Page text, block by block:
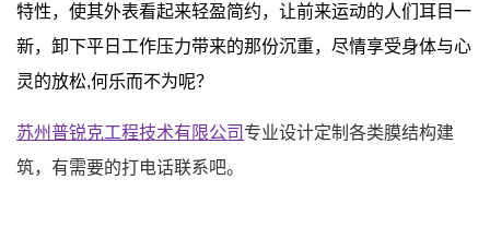
特性，使其外表看起来轻盈简约，让前来运动的人们耳目一
新，卸下平日工作压力带来的那份沉重，尽情享受身体与心
灵的放松,何乐而不为呢？
苏州普锐克工程技术有限公司专业设计定制各类膜结构建
筑，有需要的打电话联系吧。